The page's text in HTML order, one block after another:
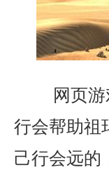
网页游
行会帮助祖
己行会远的